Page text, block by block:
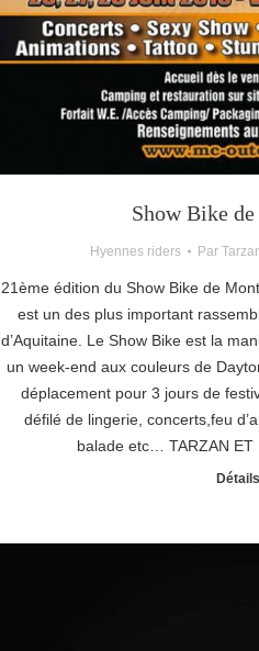
Show Bike
Hyennes riders Par
21ème édition du Show Bike de
est un des plus important
d’Aquitaine. Le Show Bike est la
un week-end aux couleurs de
déplacement pour 3 jours de
défilé de lingerie, concerts,feu
balade etc… TARZAN ET
Détails